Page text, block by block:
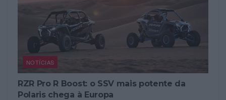
NOTÍCIAS
RZR Pro R Boost: o SSV mais potente da
Polaris chega à Europa